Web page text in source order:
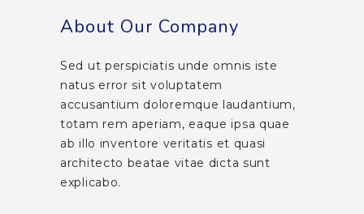
About Our Company
Sed ut perspiciatis unde omnis iste
natus error sit voluptatem
accusantium doloremque laudantium,
totam rem aperiam, eaque ipsa quae
ab illo inventore veritatis et quasi
architecto beatae vitae dicta sunt
explicabo.